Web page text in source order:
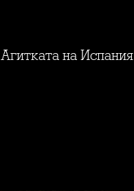
Агитката на Испания